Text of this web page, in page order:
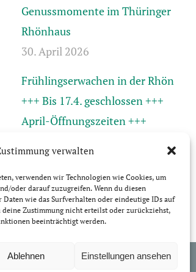
verwalten
verwenden wir Technologien wie Cookies, um
oder darauf zuzugreifen. Wenn du diesen
wie das Surfverhalten oder eindeutige IDs auf
deine Zustimmung nicht erteilst oder zurückziehst,
beeinträchtigt werden.
Ablehnen Einstellungen ansehen
Genussmomente im Thüringer
Rhönhaus
30. April 2026
Frühlingserwachen in der Rhön
+++ Bis 17.4. geschlossen +++
April-Öffnungszeiten +++
Cookie-Richtlinie (EU)